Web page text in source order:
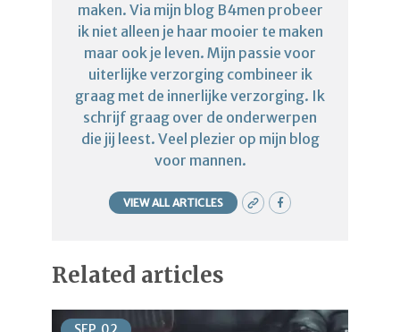
maken. Via mijn blog B4men probeer
ik niet alleen je haar mooier te maken
maar ook je leven. Mijn passie voor
uiterlijke verzorging combineer ik
graag met de innerlijke verzorging. Ik
schrijf graag over de onderwerpen
die jij leest. Veel plezier op mijn blog
voor mannen.
VIEW ALL ARTICLES
Related articles